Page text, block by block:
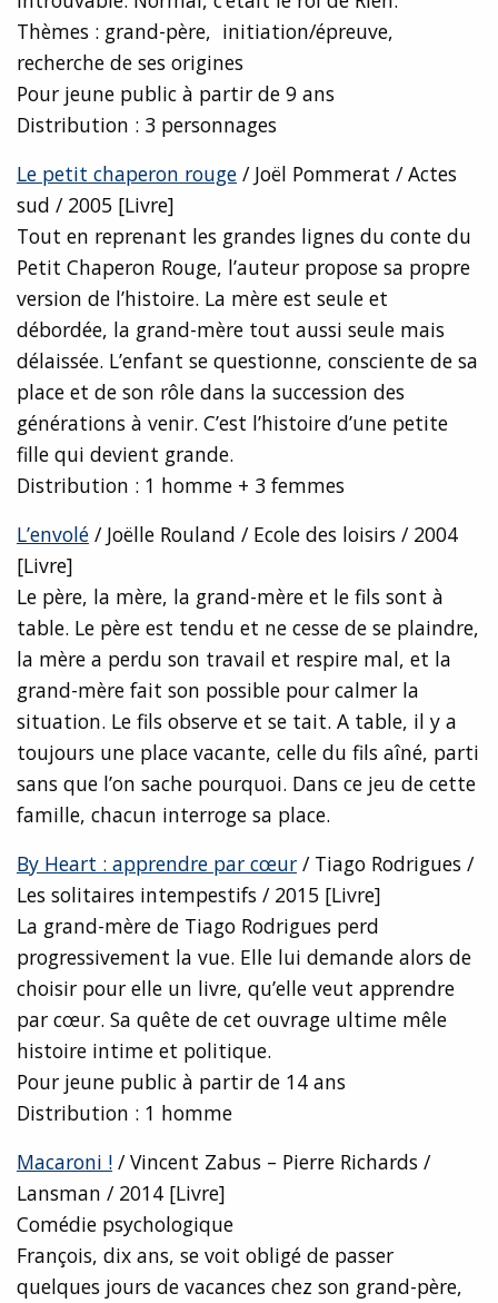
Thèmes : grand-père, initiation/épreuve,
recherche de ses origines
Pour jeune public à partir de 9 ans
Distribution : 3 personnages
Le petit chaperon rouge / Joël Pommerat / Actes
sud / 2005 [Livre]
Tout en reprenant les grandes lignes du conte du
Petit Chaperon Rouge, l’auteur propose sa propre
version de l’histoire. La mère est seule et
débordée, la grand-mère tout aussi seule mais
délaissée. L’enfant se questionne, consciente de sa
place et de son rôle dans la succession des
générations à venir. C’est l’histoire d’une petite
fille qui devient grande.
Distribution : 1 homme + 3 femmes
L’envolé / Joëlle Rouland / Ecole des loisirs / 2004
[Livre]
Le père, la mère, la grand-mère et le fils sont à
table. Le père est tendu et ne cesse de se plaindre,
la mère a perdu son travail et respire mal, et la
grand-mère fait son possible pour calmer la
situation. Le fils observe et se tait. A table, il y a
toujours une place vacante, celle du fils aîné, parti
sans que l’on sache pourquoi. Dans ce jeu de cette
famille, chacun interroge sa place.
By Heart : apprendre par cœur / Tiago Rodrigues /
Les solitaires intempestifs / 2015 [Livre]
La grand-mère de Tiago Rodrigues perd
progressivement la vue. Elle lui demande alors de
choisir pour elle un livre, qu’elle veut apprendre
par cœur. Sa quête de cet ouvrage ultime mêle
histoire intime et politique.
Pour jeune public à partir de 14 ans
Distribution : 1 homme
Macaroni ! / Vincent Zabus – Pierre Richards /
Lansman / 2014 [Livre]
Comédie psychologique
François, dix ans, se voit obligé de passer
quelques jours de vacances chez son grand-père,